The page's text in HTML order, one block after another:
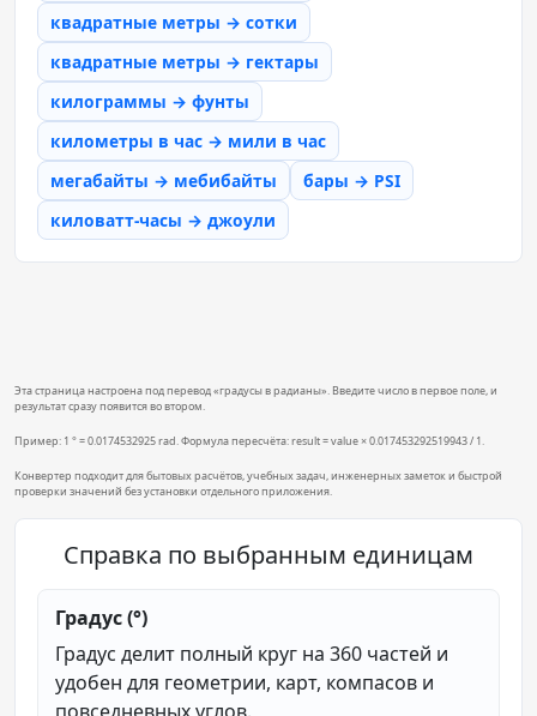
квадратные метры → сотки
квадратные метры → гектары
килограммы → фунты
километры в час → мили в час
мегабайты → мебибайты
бары → PSI
киловатт-часы → джоули
Эта страница настроена под перевод «градусы в радианы». Введите число в первое поле, и
результат сразу появится во втором.
Пример: 1 ° = 0.0174532925 rad. Формула пересчёта: result = value × 0.017453292519943 / 1.
Конвертер подходит для бытовых расчётов, учебных задач, инженерных заметок и быстрой
проверки значений без установки отдельного приложения.
Справка по выбранным единицам
Градус (°)
Градус делит полный круг на 360 частей и
удобен для геометрии, карт, компасов и
повседневных углов.